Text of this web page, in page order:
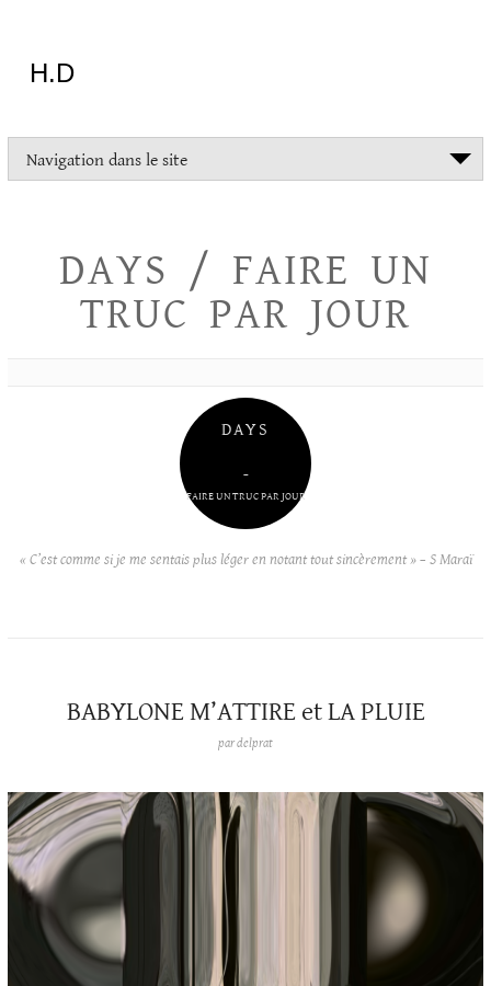
H.D
Navigation dans le site
DAYS / FAIRE UN
TRUC PAR JOUR
DAYS
–
FAIRE UN TRUC PAR JOUR
« C’est comme si je me sentais plus léger en notant tout sincèrement » – S Maraï
BABYLONE M’ATTIRE et LA PLUIE
pardelprat